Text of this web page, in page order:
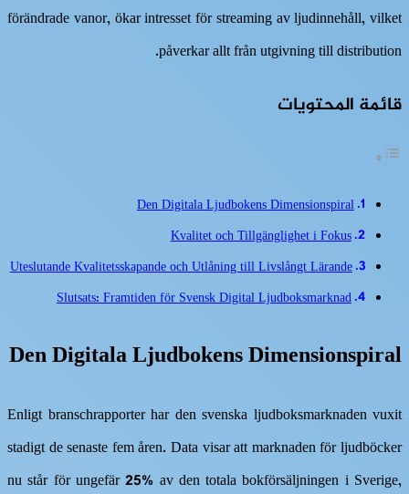
förändrade vanor, ökar intresset för streaming av ljudinnehåll, vilket
påverkar allt från utgivning till distribution.
قائمة المحتويات
Den Digitala Ljudbokens Dimensionspiral
Kvalitet och Tillgänglighet i Fokus
Uteslutande Kvalitetsskapande och Utlåning till Livslångt Lärande
Slutsats: Framtiden för Svensk Digital Ljudboksmarknad
Den Digitala Ljudbokens Dimensionspiral
Enligt branschrapporter har den svenska ljudboksmarknaden vuxit
stadigt de senaste fem åren. Data visar att marknaden för ljudböcker
nu står för ungefär25% av den totala bokförsäljningen i Sverige,